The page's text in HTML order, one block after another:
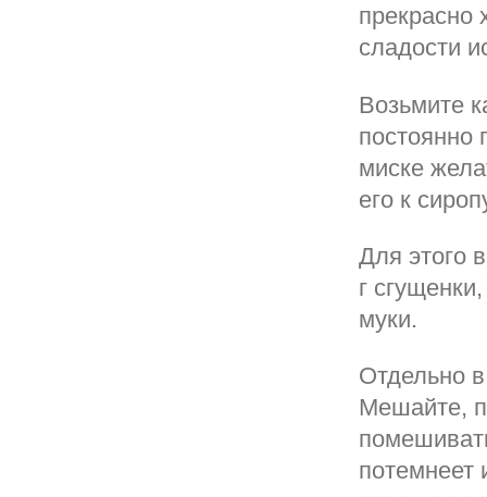
прекрасно
сладости
Возьмите
постоянно
миске
его к
Для этого
г
муки.
Отдельно
Мешайте,
потемнеет